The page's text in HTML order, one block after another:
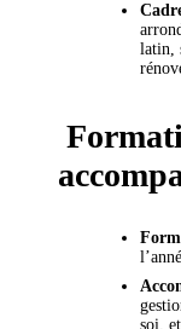
latin,
soi,